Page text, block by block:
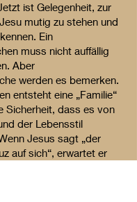
ist Gelegenheit, zur
mutig zu stehen und
Ein
muss nicht auffällig
Aber
werden es bemerken.
entsteht eine „Familie“
Sicherheit, dass es von
der Lebensstil
Jesus sagt „der
auf sich“, erwartet er